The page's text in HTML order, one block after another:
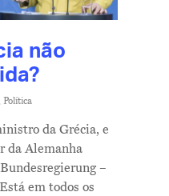
não
Política
da Grécia, e
da Alemanha
–
em todos os